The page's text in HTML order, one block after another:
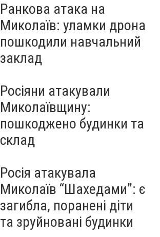
Ранкова атака на
Миколаїв: уламки дрона
пошкодили навчальний
заклад
Росіяни атакували
Миколаївщину:
пошкоджено будинки та
склад
Росія атакувала
Миколаїв “Шахедами”: є
загибла, поранені діти
та зруйновані будинки